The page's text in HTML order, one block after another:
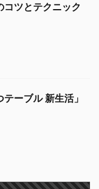
コツとテクニック
ーブル 新生活」